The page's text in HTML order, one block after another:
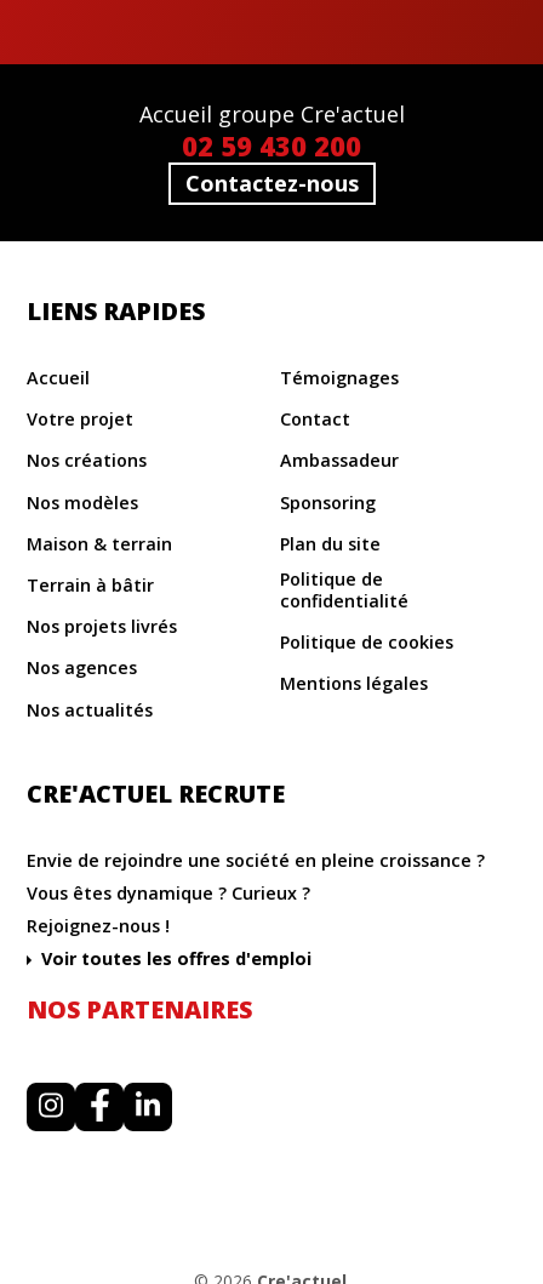
Accueil groupe Cre'actuel
02 59 430 200
Contactez-nous
LIENS RAPIDES
Accueil
Votre projet
Nos créations
Nos modèles
Maison & terrain
Terrain à bâtir
Nos projets livrés
Nos agences
Nos actualités
Témoignages
Contact
Ambassadeur
Sponsoring
Plan du site
Politique de
confidentialité
Politique de cookies
Mentions légales
CRE'ACTUEL RECRUTE
Envie de rejoindre une société en pleine croissance ?
Vous êtes dynamique ? Curieux ?
Rejoignez-nous !
Voir toutes les offres d'emploi
NOS PARTENAIRES
I
n
F
a
L
i